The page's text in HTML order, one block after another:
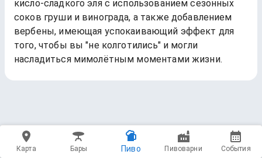
кисло-сладкого эля с использованием сезонных
соков груши и винограда, а также добавлением
вербены, имеющая успокаивающий эффект для
того, чтобы вы "не колготились" и могли
насладиться мимолётным моментами жизни.
Карта Бары Пиво Пивоварни События